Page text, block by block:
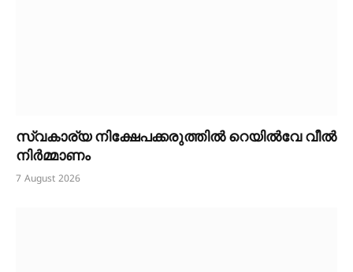
സ്വകാര്യ നിക്ഷേപക്കരുത്തിൽ റെയിൽവേ വീൽ
നിർമ്മാണം
7 August 2026